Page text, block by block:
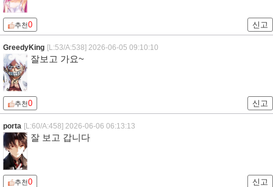
추천0 신고
GreedyKing [L:53/A:538] 2026-06-05 09:10:10
잘보고 가요~
추천0 신고
porta [L:60/A:458] 2026-06-06 06:13:13
잘 보고 갑니다
추천0 신고